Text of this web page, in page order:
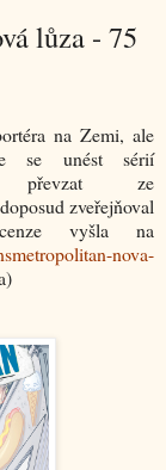
lůza - 75
na Zemi, ale
se unést sérií
převzat ze
zveřejňoval
vyšla na
nova-